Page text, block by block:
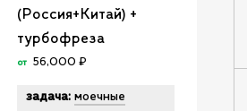
(Россия+Китай) +
турбофреза
от 56,000 ₽
задача: моечные